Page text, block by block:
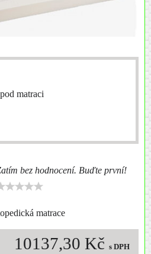
matraci
bez hodnocení. Buďte první!
matrace
10137,30 Kč s DPH